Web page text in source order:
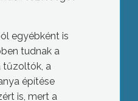
egyébként is
tudnak a
tűzoltók, a
építése
is, mert a